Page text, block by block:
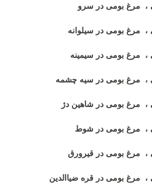
، مرغ بومی در سرو
مرغ بومی در سیلوانه
مرغ بومی در سیمینه
، مرغ بومی در سیه چشمه
مرغ بومی در شاهین دژ
، مرغ بومی در شوط
مرغ بومی در قیرورق
مرغ بومی در قره ضیاالدین